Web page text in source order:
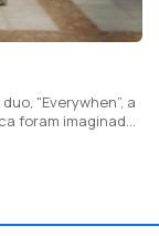
"Everywhen”, a
foram imaginados